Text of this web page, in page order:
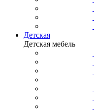
Детская
Детская мебель